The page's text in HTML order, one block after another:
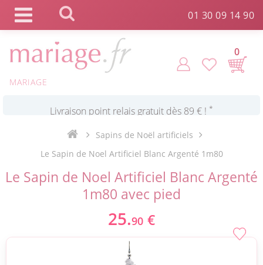
01 30 09 14 90
MARIAGE
0
Commande expédiée en 24h !
Click and Collect en 2 H gratuit !
Payez votre commande en 4X sans frais *
Sapins de Noël artificiels
Le Sapin de Noel Artificiel Blanc Argenté 1m80
Le Sapin de Noel Artificiel Blanc Argenté
1m80 avec pied
25.90 €
Panneau de gestion des cookies